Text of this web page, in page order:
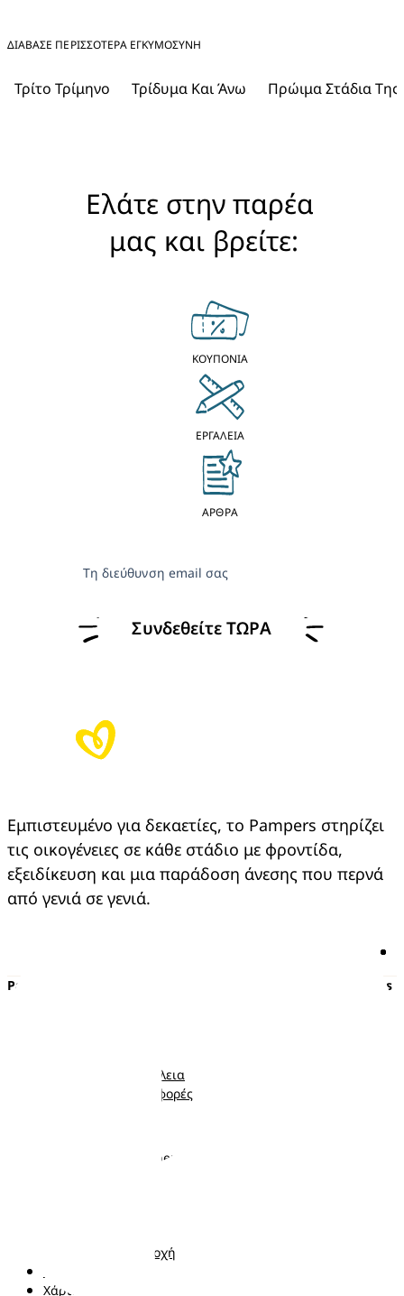
ΔΙΑΒΑΣΕ ΠΕΡΙΣΣΟΤΕΡΑ ΕΓΚΥΜΟΣΎΝΗ
Τρίτο Τρίμηνο Τρίδυμα Και Άνω Πρώιμα Στάδια
Ελάτε στην παρέα
μας και βρείτε:
ΚΟΥΠΟΝΙΑ
ΕΡΓΑΛΕΙΑ
ΑΡΘΡΑ
Τη διεύθυνση email σας
Συνδεθείτε ΤΩΡΑ
Εμπιστευμένο για δεκαετίες, το Pampers στηρίζει
τις οικογένειες σε κάθε στάδιο με φροντίδα,
εξειδίκευση και μια παράδοση άνεσης που περνά
από γενιά σε γενιά.
Pampers
Ποιότητα και Ασφάλεια
Κουπόνια και προσφορές
Περισσότερα από τα Pampers
Σχετικά με τα Pampers
Αλλαγή χώρα/περιοχή
Χάρτης ιστότοπου